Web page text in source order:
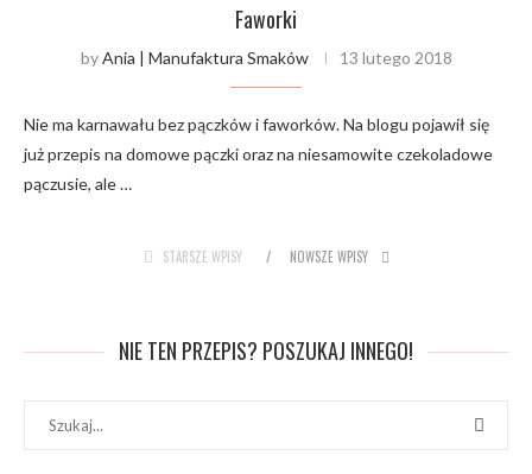
Faworki
byAnia | Manufaktura Smaków 13 lutego 2018
Nie ma karnawału bez pączków i faworków. Na blogu pojawił się
już przepis na domowe pączki oraz na niesamowite czekoladowe
pączusie, ale …
STARSZE WPISY NOWSZE WPISY
NIE TEN PRZEPIS? POSZUKAJ INNEGO!